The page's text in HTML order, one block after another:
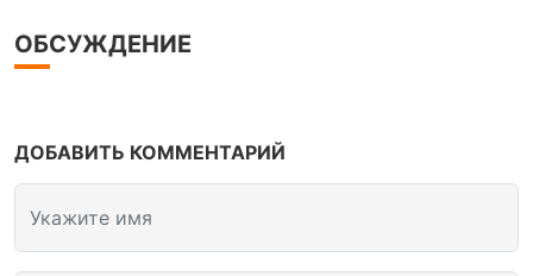
ОБСУЖДЕНИЕ
ДОБАВИТЬ КОММЕНТАРИЙ
Укажите имя